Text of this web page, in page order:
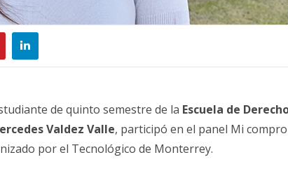
de quinto semestre de la Escuela de
Valdez Valle, participó en el panel Mi
por el Tecnológico de Monterrey.